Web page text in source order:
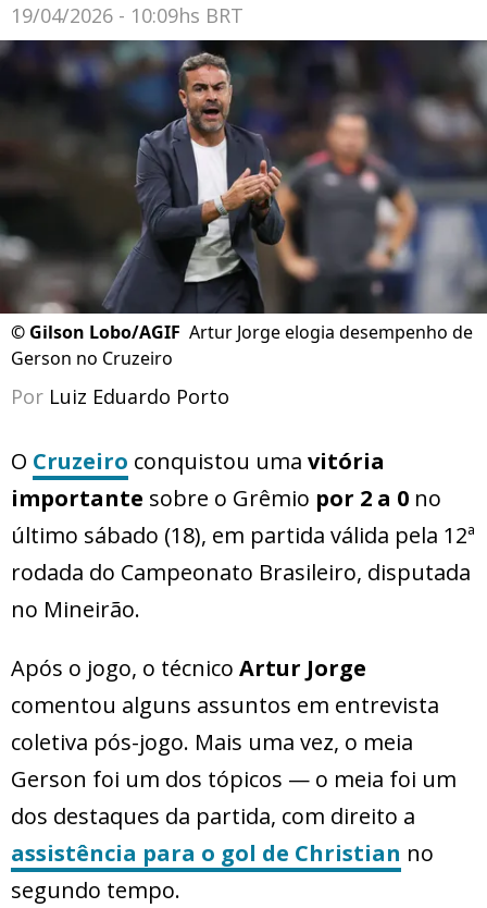
19/04/2026 - 10:09hs BRT
© Gilson Lobo/AGIF Artur Jorge elogia desempenho de
Gerson no Cruzeiro
Por Luiz Eduardo Porto
O Cruzeiro conquistou uma vitória
importante sobre o Grêmio por 2 a 0 no
último sábado (18), em partida válida pela 12ª
rodada do Campeonato Brasileiro, disputada
no Mineirão.
Após o jogo, o técnico Artur Jorge
comentou alguns assuntos em entrevista
coletiva pós-jogo. Mais uma vez, o meia
Gerson foi um dos tópicos — o meia foi um
dos destaques da partida, com direito a
assistência para o gol de Christian no
segundo tempo.